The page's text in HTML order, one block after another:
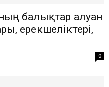
балықтар алуан
ерекшеліктері,
0